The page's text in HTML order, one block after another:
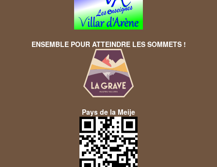
ENSEMBLE POUR ATTEINDRE LES SOMMETS !
Pays de la Meije